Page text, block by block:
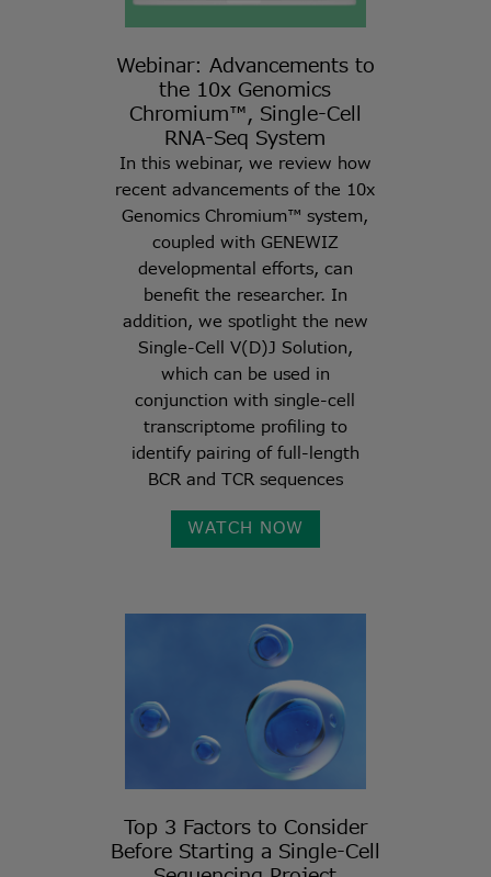
Webinar: Advancements to
the 10x Genomics
Chromium™, Single-Cell
RNA-Seq System
In this webinar, we review how
recent advancements of the 10x
Genomics Chromium™ system,
coupled with GENEWIZ
developmental efforts, can
benefit the researcher. In
addition, we spotlight the new
Single-Cell V(D)J Solution,
which can be used in
conjunction with single-cell
transcriptome profiling to
identify pairing of full-length
BCR and TCR sequences
WATCH NOW
Top 3 Factors to Consider
Before Starting a Single-Cell